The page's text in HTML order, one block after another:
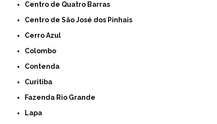
Centro de Quatro Barras
Centro de São José dos Pinhais
Cerro Azul
Colombo
Contenda
Curitiba
Fazenda Rio Grande
Lapa